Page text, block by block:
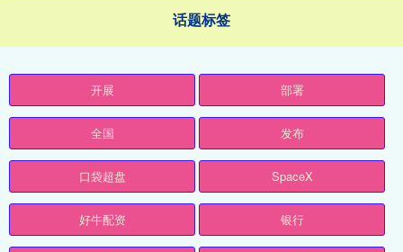
话题标签
开展 部署
全国 发布
口袋超盘 SpaceX
好牛配资 银行